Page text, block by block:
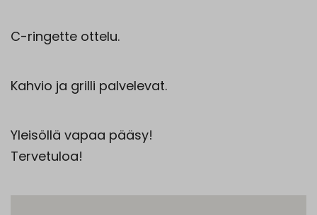
C-ringette ottelu.
Kahvio ja grilli palvelevat.
Yleisöllä vapaa pääsy!
Tervetuloa!